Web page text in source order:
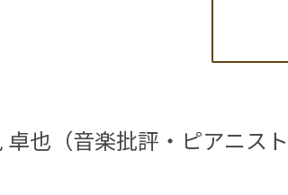
也（音楽批評・ピアニスト